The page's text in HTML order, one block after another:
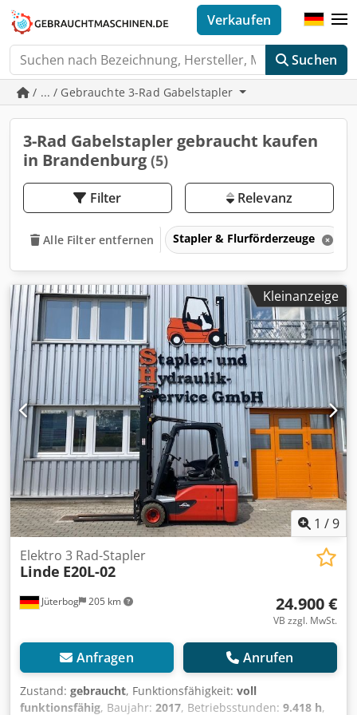
Suchen
Verkaufen
/ ... / Gebrauchte 3-Rad Gabelstapler
3-Rad Gabelstapler gebraucht kaufen
in Brandenburg (5)
Filter Relevanz
Alle Filter entfernen Stapler & Flurförderzeuge
Kleinanzeige
1 /9
Jüterbog 205 km
Elektro 3 Rad-Stapler
Linde E20L-02
24.900 €
VB zzgl. MwSt.
Anfragen Anrufen
Zustand: gebraucht, Funktionsfähigkeit: voll
funktionsfähig, Baujahr: 2017, Betriebsstunden: 9.418 h,